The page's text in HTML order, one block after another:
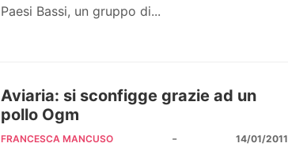
Paesi Bassi, un gruppo di...
Aviaria: si sconfigge grazie ad un
pollo Ogm
FRANCESCA MANCUSO - 14/01/2011